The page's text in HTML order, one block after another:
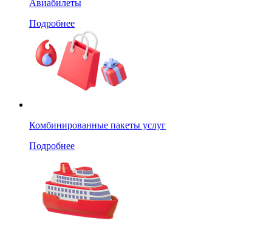
Авиабилеты
Подробнее
Комбинированные пакеты услуг
Подробнее